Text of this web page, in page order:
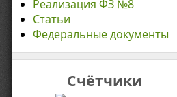
Реализация ФЗ №8
Статьи
Федеральные документы
Счётчики